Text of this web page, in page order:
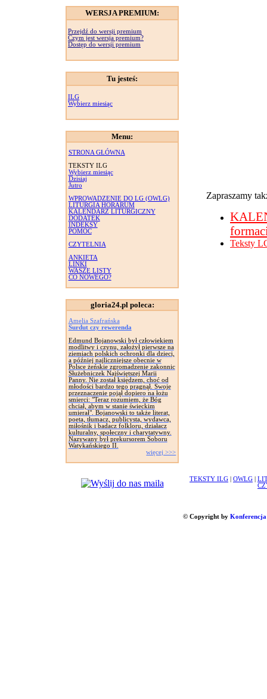
WERSJA PREMIUM:
Przejdź do wersji premium
Czym jest wersja premium?
Dostęp do wersji premium
Tu jesteś:
ILG
Wybierz miesiąc
Menu:
STRONA GŁÓWNA
TEKSTY ILG
Wybierz miesiąc
Dzisiaj
Jutro
WPROWADZENIE DO LG (OWLG)
LITURGIA HORARUM
KALENDARZ LITURGICZNY
DODATEK
INDEKSY
POMOC
CZYTELNIA
ANKIETA
LINKI
WASZE LISTY
CO NOWEGO?
gloria24.pl poleca:
Amelia Szafrańska
Surdut czy rewerenda
Edmund Bojanowski był człowiekiem
modlitwy i czynu, założył pierwsze na
ziemiach polskich ochronki dla dzieci,
a później najliczniejsze obecnie w
Polsce żeńskie zgromadzenie zakonnic
Służebniczek Najświętszej Marii
Panny. Nie został księdzem, choć od
młodości bardzo tego pragnął. Swoje
przeznaczenie pojął dopiero na łożu
smierci: "Teraz rozumiem, że Bóg
chciał, abym w stanie świeckim
umierał". Bojanowski to także literat,
poeta, tłumacz, publicysta, wydawca,
miłośnik i badacz folkloru, działacz
kulturalny, społeczny i charytatywny.
Nazywany był prekursorem Soboru
Watykańskiego II.
więcej >>>
Zapraszamy
Teksty
TEKSTY ILG OWLG
© Copyright by Konferencja